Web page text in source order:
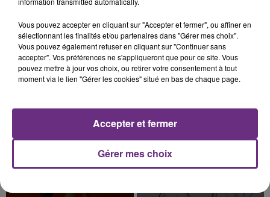
JENNIFER LOPEZ & DAVID GUETTA
18h26
18h26
Vous pouvez accepter en cliquant sur "Accepter et fermer", ou affiner en
sélectionnant les finalités et/ou partenaires dans "Gérer mes choix".
Vous pouvez également refuser en cliquant sur "Continuer sans
accepter". Vos préférences ne s'appliqueront que pour ce site. Vous
pouvez mettre à jour vos choix, ou retirer votre consentement à tout
moment via le lien "Gérer les cookies" situé en bas de chaque page.
Gérer mes choix
Accepter et fermer